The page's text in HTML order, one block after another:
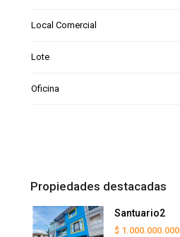
Local Comercial
Lote
Oficina
Propiedades destacadas
Santuario2
$ 1.000.000.000